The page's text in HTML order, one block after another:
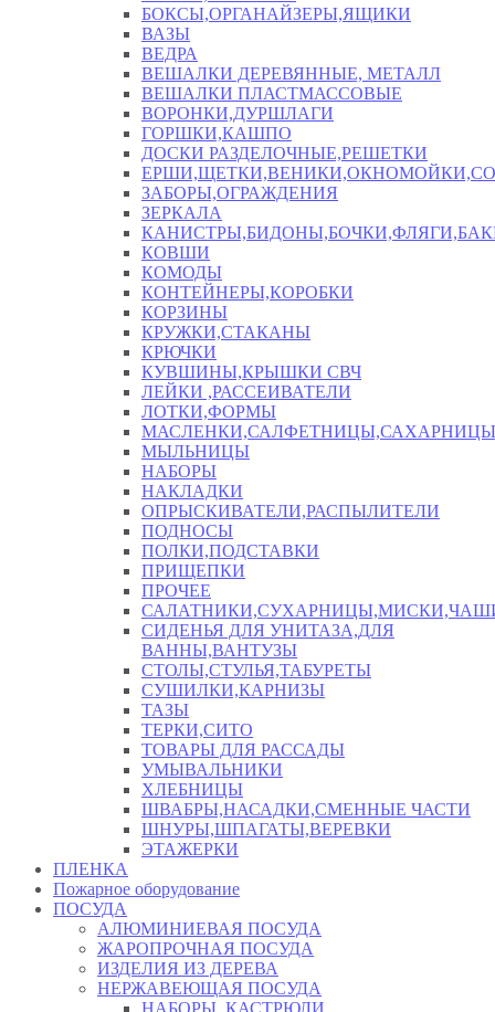
БОКСЫ,ОРГАНАЙЗЕРЫ,ЯЩИКИ
ВАЗЫ
ВЕДРА
ВЕШАЛКИ ДЕРЕВЯННЫЕ, МЕТАЛЛ
ВЕШАЛКИ ПЛАСТМАССОВЫЕ
ВОРОНКИ,ДУРШЛАГИ
ГОРШКИ,КАШПО
ДОСКИ РАЗДЕЛОЧНЫЕ,РЕШЕТКИ
ЗАБОРЫ,ОГРАЖДЕНИЯ
ЗЕРКАЛА
КОВШИ
КОМОДЫ
КОНТЕЙНЕРЫ,КОРОБКИ
КОРЗИНЫ
КРУЖКИ,СТАКАНЫ
КРЮЧКИ
КУВШИНЫ,КРЫШКИ СВЧ
ЛЕЙКИ ,РАССЕИВАТЕЛИ
ЛОТКИ,ФОРМЫ
МАСЛЕНКИ,САЛФЕТНИЦЫ,САХАРНИЦЫ
МЫЛЬНИЦЫ
НАБОРЫ
НАКЛАДКИ
ОПРЫСКИВАТЕЛИ,РАСПЫЛИТЕЛИ
ПОДНОСЫ
ПОЛКИ,ПОДСТАВКИ
ПРИЩЕПКИ
ПРОЧЕЕ
СИДЕНЬЯ ДЛЯ УНИТАЗА,ДЛЯ
ВАННЫ,ВАНТУЗЫ
СТОЛЫ,СТУЛЬЯ,ТАБУРЕТЫ
СУШИЛКИ,КАРНИЗЫ
ТАЗЫ
ТЕРКИ,СИТО
ТОВАРЫ ДЛЯ РАССАДЫ
УМЫВАЛЬНИКИ
ХЛЕБНИЦЫ
ШВАБРЫ,НАСАДКИ,СМЕННЫЕ ЧАСТИ
ШНУРЫ,ШПАГАТЫ,ВЕРЕВКИ
ЭТАЖЕРКИ
ПЛЕНКА
Пожарное оборудование
ПОСУДА
АЛЮМИНИЕВАЯ ПОСУДА
ЖАРОПРОЧНАЯ ПОСУДА
ИЗДЕЛИЯ ИЗ ДЕРЕВА
НЕРЖАВЕЮЩАЯ ПОСУДА